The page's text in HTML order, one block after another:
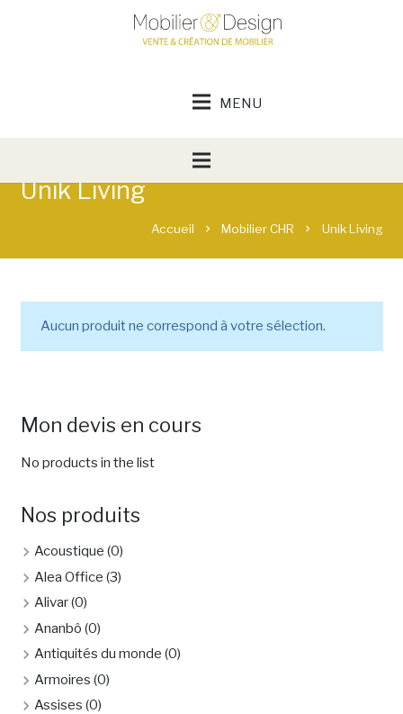
Unik Living
Accueil chevron_right Mobilier CHR chevron_right Unik Living
Aucun produit ne correspond à votre sélection.
Mon devis en cours
No products in the list
Nos produits
Acoustique (0)
Alea Office (3)
Alivar(0)
Ananbô (0)
Antiquités du monde (0)
Armoires (0)
Assises (0)